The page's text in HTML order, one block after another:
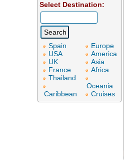
Select Destination:
Spain
USA
UK
France
Thailand
Caribbean
Europe
America
Asia
Africa
Oceania
Cruises